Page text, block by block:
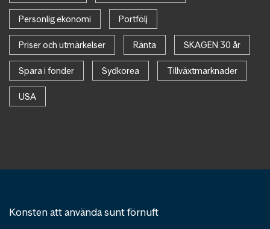
Personlig ekonomi Portfölj
Priser och utmärkelser Ränta SKAGEN 30 år
Spara i fonder Sydkorea Tillväxtmarknader
USA
Konsten att använda sunt förnuft